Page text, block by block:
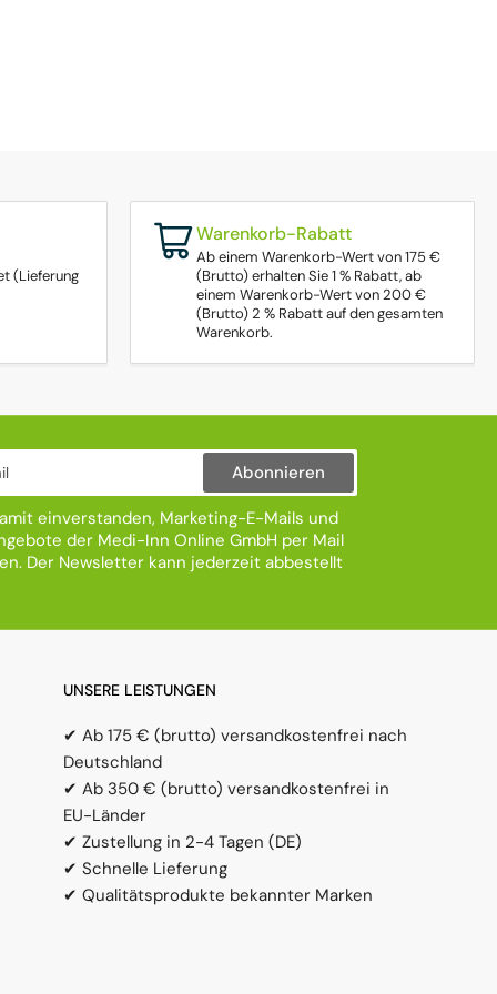
(Lieferung
Warenkorb-Rabatt
Ab einem Warenkorb-Wert von 175 €
(Brutto) erhalten Sie 1 % Rabatt, ab
einem Warenkorb-Wert von 200 €
(Brutto) 2 % Rabatt auf den gesamten
Warenkorb.
Abonnieren
einverstanden, Marketing-E-Mails und
der Medi-Inn Online GmbH per Mail
Der Newsletter kann jederzeit abbestellt
UNSERE LEISTUNGEN
✔ Ab 175 € (brutto) versandkostenfrei nach
Deutschland
✔ Ab 350 € (brutto) versandkostenfrei in
EU-Länder
✔ Zustellung in 2-4 Tagen (DE)
✔ Schnelle Lieferung
✔ Qualitätsprodukte bekannter Marken